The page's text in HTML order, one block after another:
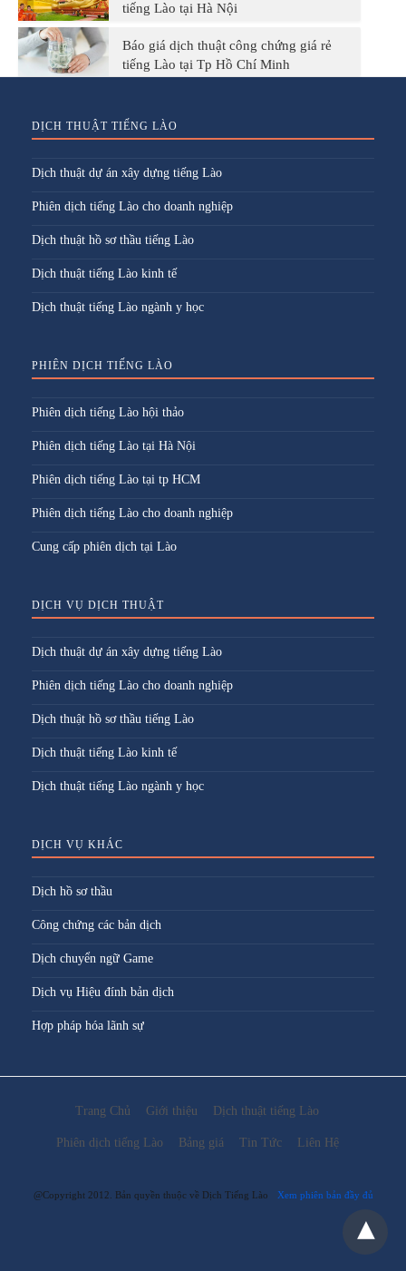
tiếng Lào tại Hà Nội
Báo giá dịch thuật công chứng giá rẻ
tiếng Lào tại Tp Hồ Chí Minh
DỊCH THUẬT TIẾNG LÀO
Dịch thuật dự án xây dựng tiếng Lào
Phiên dịch tiếng Lào cho doanh nghiệp
Dịch thuật hồ sơ thầu tiếng Lào
Dịch thuật tiếng Lào kinh tế
Dịch thuật tiếng Lào ngành y học
PHIÊN DỊCH TIẾNG LÀO
Phiên dịch tiếng Lào hội thảo
Phiên dịch tiếng Lào tại Hà Nội
Phiên dịch tiếng Lào tại tp HCM
Phiên dịch tiếng Lào cho doanh nghiệp
Cung cấp phiên dịch tại Lào
DỊCH VỤ DỊCH THUẬT
Dịch thuật dự án xây dựng tiếng Lào
Phiên dịch tiếng Lào cho doanh nghiệp
Dịch thuật hồ sơ thầu tiếng Lào
Dịch thuật tiếng Lào kinh tế
Dịch thuật tiếng Lào ngành y học
DỊCH VỤ KHÁC
Dịch hồ sơ thầu
Công chứng các bản dịch
Dịch chuyển ngữ Game
Dịch vụ Hiệu đính bản dịch
Hợp pháp hóa lãnh sự
Trang Chủ Giới thiệu Dịch thuật tiếng Lào
Phiên dịch tiếng Lào Bảng giá Tin Tức Liên Hệ
@Copyright 2012. Bản quyền thuộc về Dịch Tiếng Lào Xem phiên bản đầy đủ